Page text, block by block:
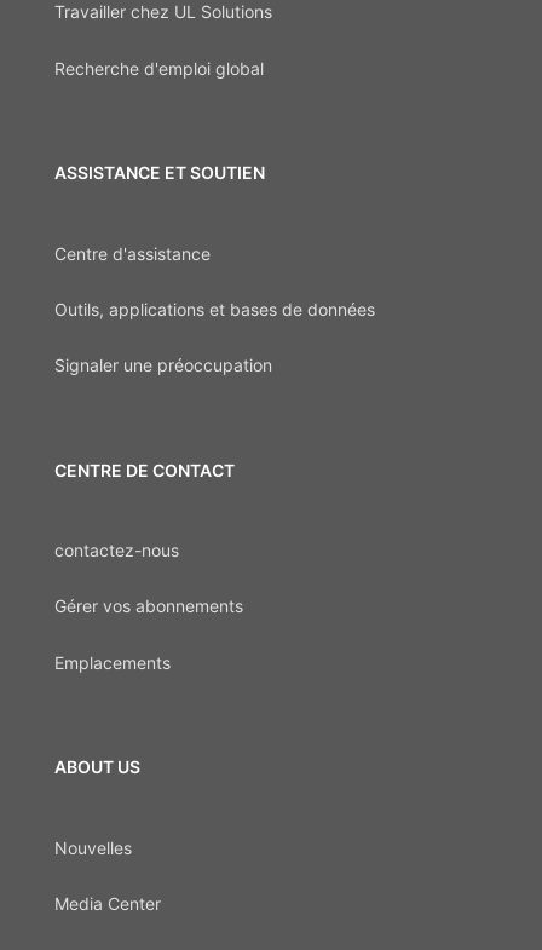
Travailler chez UL Solutions
Recherche d'emploi global
ASSISTANCE ET SOUTIEN
Centre d'assistance
Outils, applications et bases de données
Signaler une préoccupation
CENTRE DE CONTACT
contactez-nous
Gérer vos abonnements
Emplacements
ABOUT US
Nouvelles
Media Center